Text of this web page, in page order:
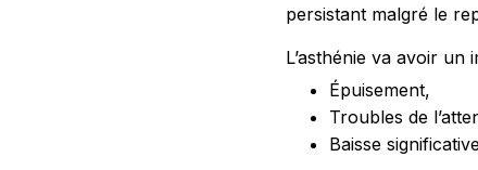
persistant malgré le
L’asthénie va avoir
Épuisement,
Troubles de
Baisse